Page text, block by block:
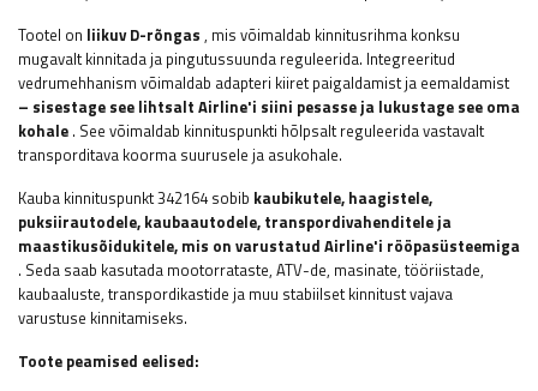
Tootel on liikuv D-rõngas , mis võimaldab kinnitusrihma konksu
mugavalt kinnitada ja pingutussuunda reguleerida. Integreeritud
vedrumehhanism võimaldab adapteri kiiret paigaldamist ja eemaldamist
– sisestage see lihtsalt Airline'i siini pesasse ja lukustage see oma
kohale . See võimaldab kinnituspunkti hõlpsalt reguleerida vastavalt
transporditava koorma suurusele ja asukohale.
Kauba kinnituspunkt 342164 sobib kaubikutele, haagistele,
puksiirautodele, kaubaautodele, transpordivahenditele ja
maastikusõidukitele, mis on varustatud Airline'i rööpasüsteemiga
. Seda saab kasutada mootorrataste, ATV-de, masinate, tööriistade,
kaubaaluste, transpordikastide ja muu stabiilset kinnitust vajava
varustuse kinnitamiseks.
Toote peamised eelised: